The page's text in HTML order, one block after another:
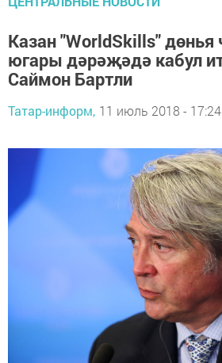
Казан "WorldSkills"
югары дәрәҗәдә кабул
Саймон Бартли
Татар-информ, 11 июль 2018 - 17:24